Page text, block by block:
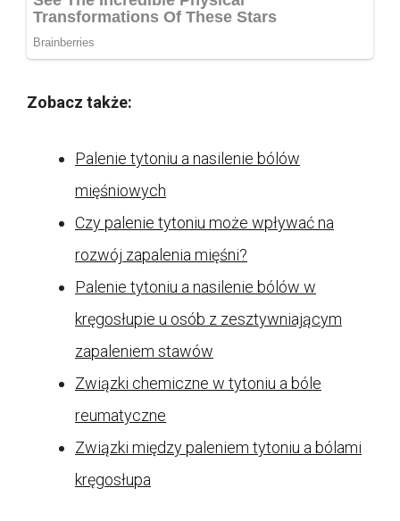
Zobacz także:
Palenie tytoniu a nasilenie bólów
mięśniowych
Czy palenie tytoniu może wpływać na
rozwój zapalenia mięśni?
Palenie tytoniu a nasilenie bólów w
kręgosłupie u osób z zesztywniającym
zapaleniem stawów
Związki chemiczne w tytoniu a bóle
reumatyczne
Związki między paleniem tytoniu a bólami
kręgosłupa